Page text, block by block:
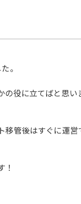
。
役に立てばと思い
管後はすぐに運